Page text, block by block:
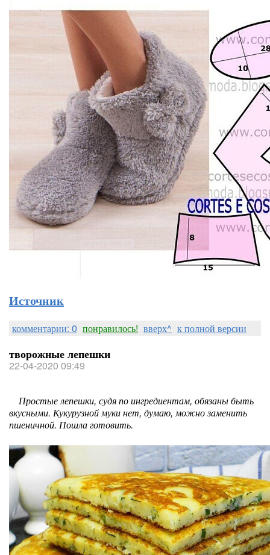
Источник
комментарии: 0 понравилось! вверх^ к полной версии
творожные лепешки
22-04-2020 09:49
Простые лепешки, судя по ингредиентам, обязаны быть
вкусными. Кукурузной муки нет, думаю, можно заменить
пшеничной. Пошла готовить.